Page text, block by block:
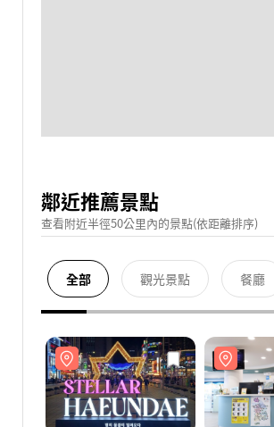
鄰近推薦景點
查看附近半徑50公里內的景點(依距離排序)
全部 觀光景點 餐廳